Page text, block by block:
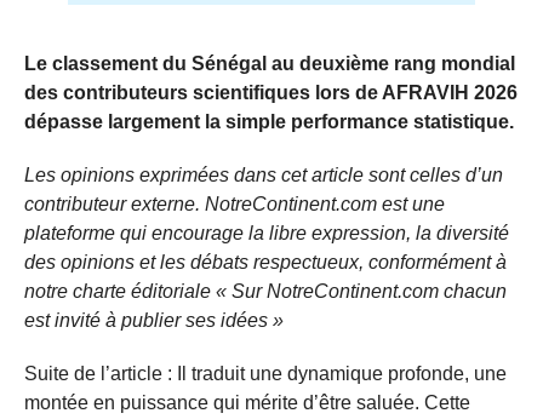
Le classement du Sénégal au deuxième rang mondial
des contributeurs scientifiques lors de AFRAVIH 2026
dépasse largement la simple performance statistique.
Les opinions exprimées dans cet article sont celles d’un
contributeur externe. NotreContinent.com est une
plateforme qui encourage la libre expression, la diversité
des opinions et les débats respectueux, conformément à
notre charte éditoriale « Sur NotreContinent.com chacun
est invité à publier ses idées »
Suite de l’article : Il traduit une dynamique profonde, une
montée en puissance qui mérite d’être saluée. Cette